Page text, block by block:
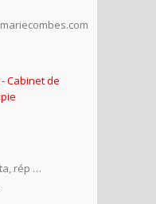
rép …